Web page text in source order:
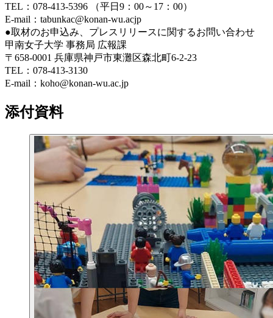
TEL：078-413-5396 （平日9：00～17：00）
E-mail：tabunkac@konan-wu.acjp
●取材のお申込み、プレスリリースに関するお問い合わせ
甲南女子大学 事務局 広報課
〒658-0001 兵庫県神戸市東灘区森北町6-2-23
TEL：078-413-3130
E-mail：koho@konan-wu.ac.jp
添付資料